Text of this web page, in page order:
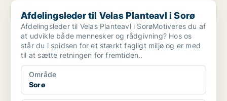
Afdelingsleder til Velas Planteavl i Sorø
Afdelingsleder til Velas Planteavl i Sorø
Afdelingsleder til Velas Planteavl i SorøMotiveres du af
at udvikle både mennesker og rådgivning? Hos os
står du i spidsen for et stærkt fagligt miljø og er med
til at sætte retningen for fremtiden..
Område
Sorø